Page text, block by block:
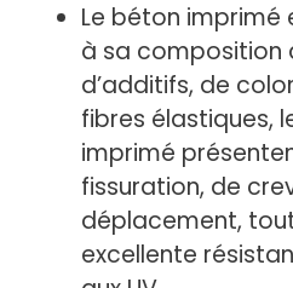
Le béton imprimé
à sa composition
d’additifs, de
fibres élastiques,
imprimé
fissuration, de
déplacement,
excellente